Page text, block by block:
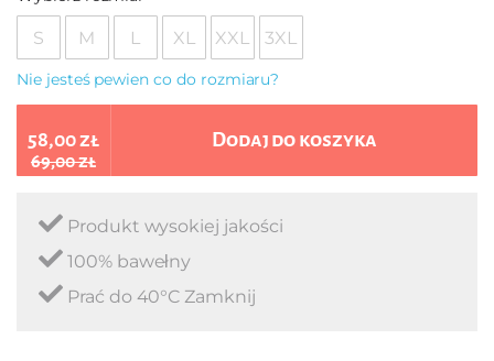
S M L XL XXL 3XL
Nie jesteś pewien co do rozmiaru?
58,00 zł
69,00 zł
Dodaj do koszyka
Produkt wysokiej jakości
100% bawełny
Prać do 40°C Zamknij